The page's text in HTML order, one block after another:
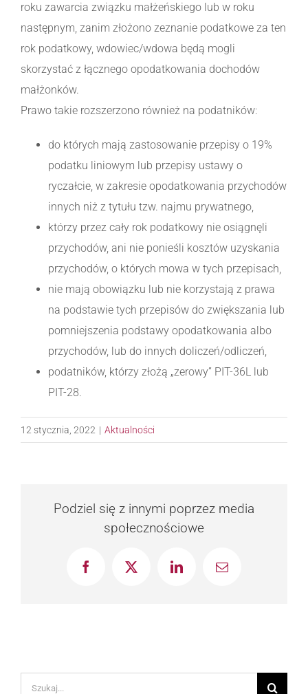
roku zawarcia związku małżeńskiego lub w roku
następnym, zanim złożono zeznanie podatkowe za ten
rok podatkowy, wdowiec/wdowa będą mogli
skorzystać z łącznego opodatkowania dochodów
małżonków.
Prawo takie rozszerzono również na podatników:
do których mają zastosowanie przepisy o 19%
podatku liniowym lub przepisy ustawy o
ryczałcie, w zakresie opodatkowania przychodów
innych niż z tytułu tzw. najmu prywatnego,
którzy przez cały rok podatkowy nie osiągnęli
przychodów, ani nie ponieśli kosztów uzyskania
przychodów, o których mowa w tych przepisach,
nie mają obowiązku lub nie korzystają z prawa
na podstawie tych przepisów do zwiększania lub
pomniejszenia podstawy opodatkowania albo
przychodów, lub do innych doliczeń/odliczeń,
podatników, którzy złożą „zerowy” PIT-36L lub
PIT-28.
12 stycznia, 2022 | Aktualności
Podziel się z innymi poprzez media
społecznościowe
FacebookX LinkedInEmail
Szukaj